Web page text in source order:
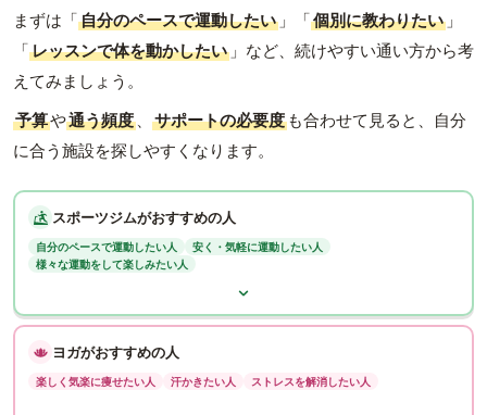
まずは「自分のペースで運動したい 」「個別に教わりたい 」
「レッスンで体を動かしたい 」など、続けやすい通い方から考
えてみましょう。
予算や通う頻度 、 サポートの必要度 も合わせて見ると、自分
に合う施設を探しやすくなります。
スポーツジムがおすすめの人
自分のペースで運動したい人
安く・気軽に運動したい人
様々な運動をして楽しみたい人
ヨガがおすすめの人
楽しく気楽に痩せたい人 汗かきたい人 ストレスを解消したい人